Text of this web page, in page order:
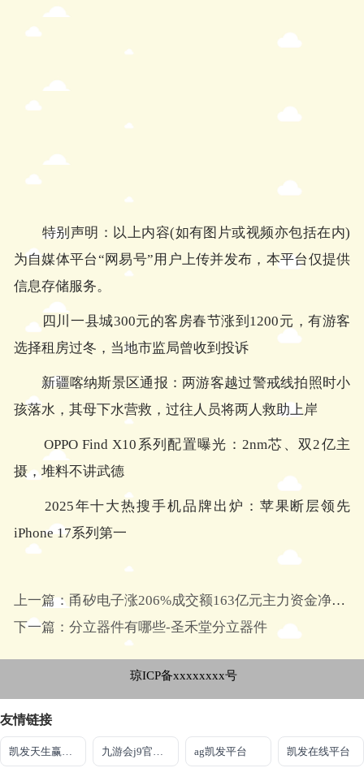
特别声明：以上内容(如有图片或视频亦包括在内)
为自媒体平台“网易号”用户上传并发布，本平台仅提供
信息存储服务。
四川一县城300元的客房春节涨到1200元，有游客
选择租房过冬，当地市监局曾收到投诉
新疆喀纳斯景区通报：两游客越过警戒线拍照时小
孩落水，其母下水营救，过往人员将两人救助上岸
OPPO Find X10系列配置曝光：2nm芯、双2亿主
摄，堆料不讲武德
2025年十大热搜手机品牌出炉：苹果断层领先
iPhone 17系列第一
上一篇：甬矽电子涨206%成交额163亿元主力资金净流出10049万元
下一篇：分立器件有哪些-圣禾堂分立器件
琼ICP备xxxxxxxx号
友情链接
凯发天生赢家一触即发首页 九游会j9官网入口登录 ag凯发平台 凯发在线平台